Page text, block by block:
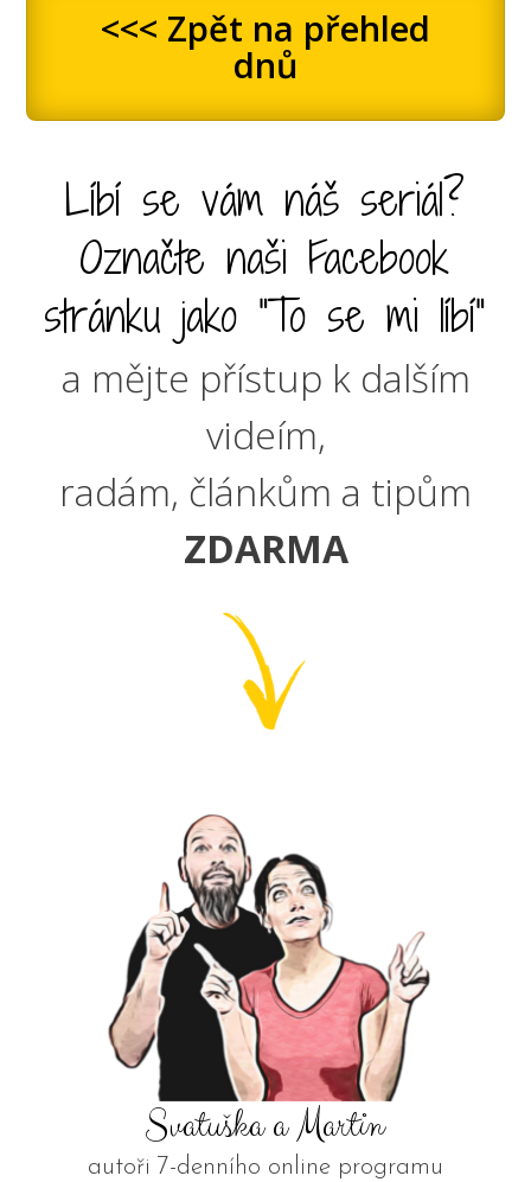
<<< Zpět na přehled
dnů
Líbí se vám náš seriál?
Označte naši Facebook
stránku jako "To se mi líbí"
a mějte přístup k dalším
videím,
radám, článkům a tipům
ZDARMA
Svatuška a Martin
autoři 7-denního online programu